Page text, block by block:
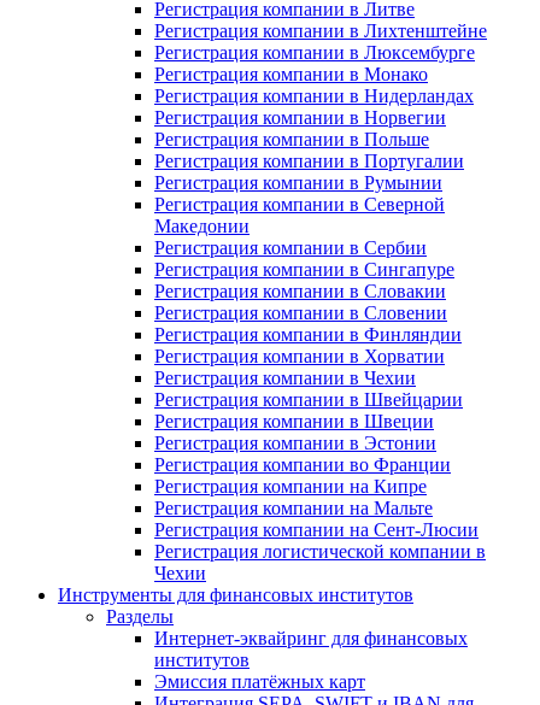
Регистрация компании в Литве
Регистрация компании в Лихтенштейне
Регистрация компании в Люксембурге
Регистрация компании в Монако
Регистрация компании в Нидерландах
Регистрация компании в Норвегии
Регистрация компании в Польше
Регистрация компании в Португалии
Регистрация компании в Румынии
Регистрация компании в Северной
Македонии
Регистрация компании в Сербии
Регистрация компании в Сингапуре
Регистрация компании в Словакии
Регистрация компании в Словении
Регистрация компании в Финляндии
Регистрация компании в Хорватии
Регистрация компании в Чехии
Регистрация компании в Швейцарии
Регистрация компании в Швеции
Регистрация компании в Эстонии
Регистрация компании во Франции
Регистрация компании на Кипре
Регистрация компании на Мальте
Регистрация компании на Сент-Люсии
Регистрация логистической компании в
Чехии
Инструменты для финансовых институтов
Разделы
Интернет-эквайринг для финансовых
институтов
Эмиссия платёжных карт